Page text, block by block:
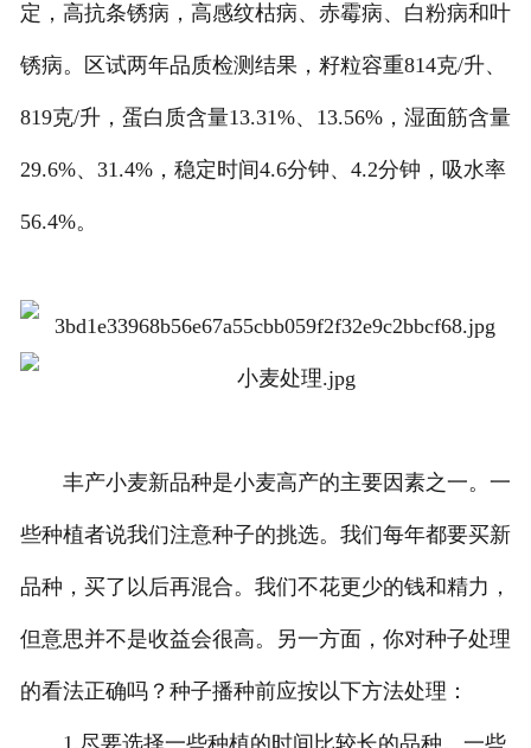
定，高抗条锈病，高感纹枯病、赤霉病、白粉病和叶
锈病。区试两年品质检测结果，籽粒容重814克/升、
819克/升，蛋白质含量13.31%、13.56%，湿面筋含量
29.6%、31.4%，稳定时间4.6分钟、4.2分钟，吸水率
56.4%。
丰产小麦新品种是小麦高产的主要因素之一。一
些种植者说我们注意种子的挑选。我们每年都要买新
品种，买了以后再混合。我们不花更少的钱和精力，
但意思并不是收益会很高。另一方面，你对种子处理
的看法正确吗？种子播种前应按以下方法处理：